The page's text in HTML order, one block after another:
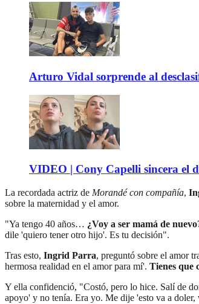
Arturo Vidal sorprende al
VIDEO | Cony Capelli sincera el
La recordada actriz de Morandé con compañía,
sobre la maternidad y el amor.
"Ya tengo 40 años… ¿Voy a ser mamá de
dile 'quiero tener otro hijo'. Es tu decisión".
Tras esto, Ingrid Parra, preguntó sobre el amor
hermosa realidad en el amor para mí'. Tienes que
Y ella confidenció, "Costó, pero lo hice. Salí de
apoyo' y no tenía. Era yo. Me dije 'esto va a doler,